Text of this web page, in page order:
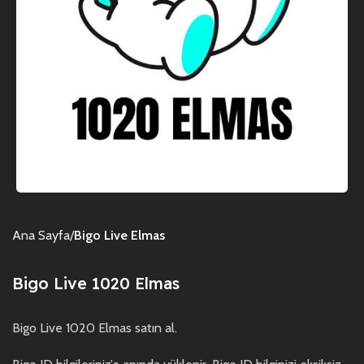
Ana Sayfa Bigo Live Elmas
Bigo Live 1020 Elmas
Bigo Live 1020 Elmas satın al.